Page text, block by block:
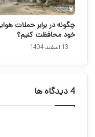
چگونه در برابر حملات
خود محافظت کنیم؟
13 اسفند 1404
‫4 دیدگاه ها